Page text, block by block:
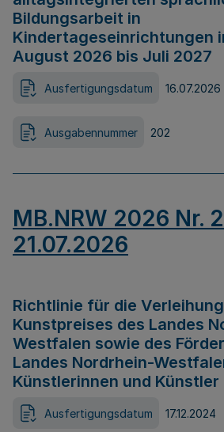
Bildungsarbeit in
Kindertageseinrichtungen
August 2026 bis Juli 2027
Ausfertigungsdatum 16.07.2026
Ausgabennummer 202
MB.NRW 2026 Nr.
21.07.2026
Richtlinie für die
Kunstpreises des Landes
Westfalen sowie des
Landes Nordrhein-
Künstlerinnen und Künstler
Ausfertigungsdatum 17.12.2024